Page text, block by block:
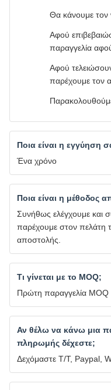
Θα κάνουμε τον
Αφού
παραγγελία
Αφού
παρέχουμε τον
Ποια είναι η εγγύηση
Ένα χρόνο
Ποια είναι η μέθοδος
Συνήθως ελέγχουμε και
παρέχουμε στον πελάτη
αποστολής.
Τι γίνεται με το MOQ;
Πρώτη παραγγελία MOQ
Αν θέλω να κάνω μια
πληρωμής δέχεστε;
Δεχόμαστε T/T, Paypal,